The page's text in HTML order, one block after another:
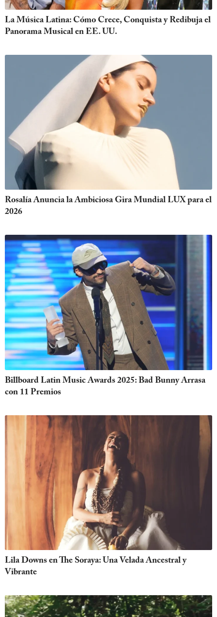
La Música Latina: Cómo Crece, Conquista y Redibuja el
Panorama Musical en EE. UU.
Rosalía Anuncia la Ambiciosa Gira Mundial LUX para el
2026
Billboard Latin Music Awards 2025: Bad Bunny Arrasa
con 11 Premios
Lila Downs en The Soraya: Una Velada Ancestral y
Vibrante